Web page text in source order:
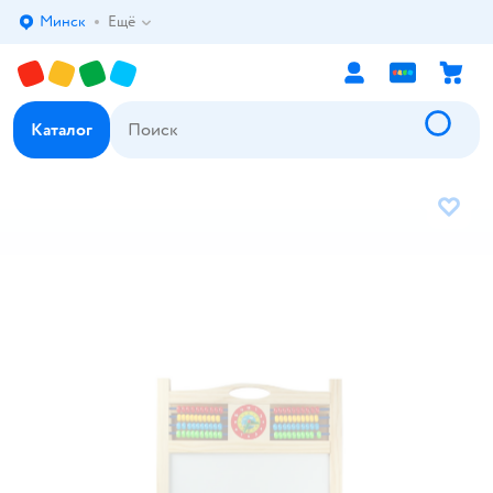
Выбор адреса доставки.
Минск Ещё
Каталог
В